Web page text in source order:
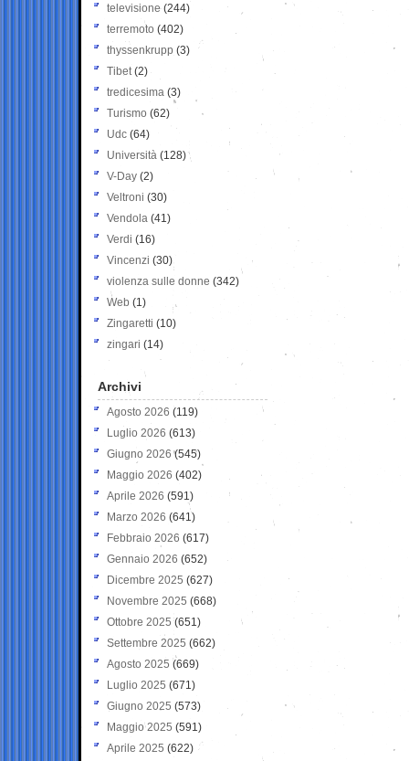
televisione(244)
terremoto (402)
thyssenkrupp (3)
Tibet(2)
tredicesima (3)
Turismo (62)
Udc (64)
Università (128)
V-Day (2)
Veltroni (30)
Vendola (41)
Verdi (16)
Vincenzi (30)
violenza sulle donne (342)
Web (1)
Zingaretti (10)
zingari (14)
Archivi
Agosto 2026 (119)
Luglio 2026 (613)
Giugno 2026 (545)
Maggio 2026 (402)
Aprile 2026 (591)
Marzo 2026 (641)
Febbraio 2026 (617)
Gennaio 2026 (652)
Dicembre 2025 (627)
Novembre 2025 (668)
Ottobre 2025 (651)
Settembre 2025 (662)
Agosto 2025 (669)
Luglio 2025 (671)
Giugno 2025 (573)
Maggio 2025 (591)
Aprile 2025 (622)